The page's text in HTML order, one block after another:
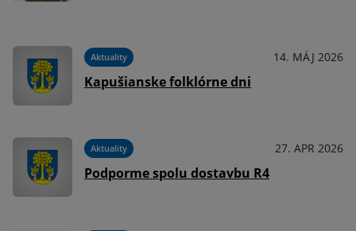
Aktuality 14. MÁJ 2026
Kapušianske folklórne dni
Aktuality 27. APR 2026
Podporme spolu dostavbu R4